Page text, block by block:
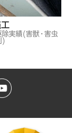
除実績(害獣・害虫
)